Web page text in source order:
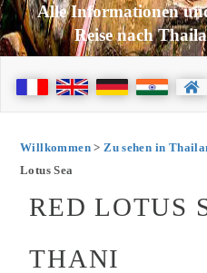
Alle Informationen
Reise nach
Willkommen>Zu sehen in
Lotus Sea
RED LOTUS
THANI